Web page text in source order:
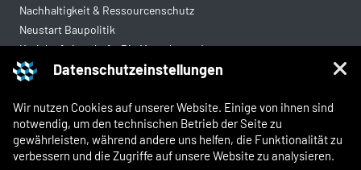
Datenschutzeinstellungen
Wir nutzen Cookies auf unserer Website. Einige von ihnen sind
notwendig, um den technischen Betrieb der Seite zu
gewährleisten, während andere uns helfen, die Funktionalität zu
verbessern und die Zugriffe auf unsere Website zu analysieren.
Nachhaltigkeit & Ressourcenschutz
Neustart Baupolitik
Kreislaufwirtschaft: Die Mantelverordnung
Mittelstandsgerechte Vergabe
Rechtliches
Kontakt